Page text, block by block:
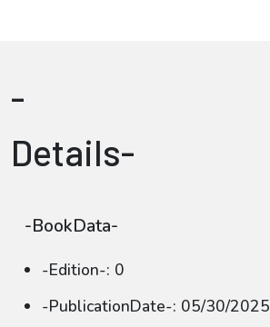
-
Details-
-BookData-
-Edition-: 0
-PublicationDate-: 05/30/2025